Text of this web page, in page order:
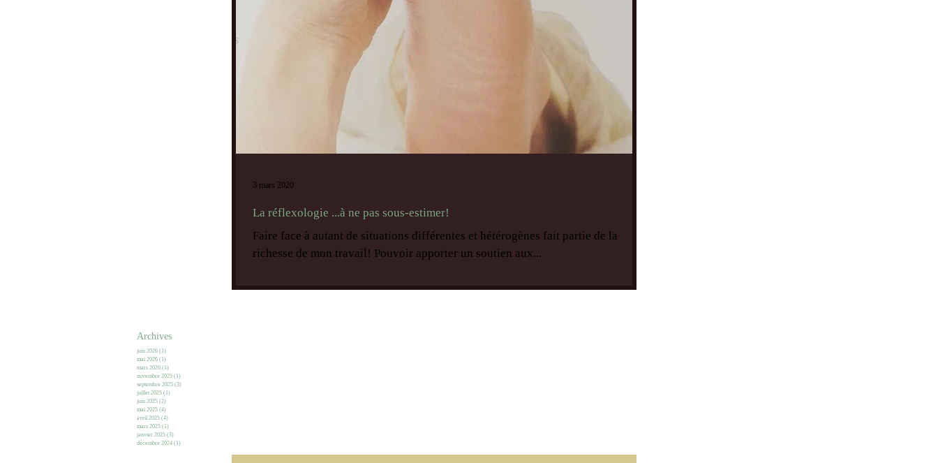
La réflexologie ...à ne pas sous-estimer!
Faire face à autant de situations différentes et hétérogènes fait partie de la
richesse de mon travail! Pouvoir apporter un soutien aux...
3 mars 2020
Archives
juin 2026 (1)
mai 2026 (1)
mars 2026 (1)
novembre 2025 (1)
septembre 2025 (3)
juillet 2025 (1)
juin 2025 (2)
mai 2025 (4)
avril 2025 (4)
mars 2025 (1)
janvier 2025 (3)
décembre 2024 (1)